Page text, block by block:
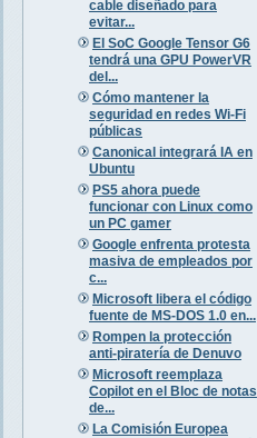
cable diseñado para
evitar...
El SoC Google Tensor G6
tendrá una GPU PowerVR
del...
Cómo mantener la
seguridad en redes Wi-Fi
públicas
Canonical integrará IA en
Ubuntu
PS5 ahora puede
funcionar con Linux como
un PC gamer
Google enfrenta protesta
masiva de empleados por
c...
Microsoft libera el código
fuente de MS-DOS 1.0 en...
Rompen la protección
anti-piratería de Denuvo
Microsoft reemplaza
Copilot en el Bloc de notas
de...
La Comisión Europea